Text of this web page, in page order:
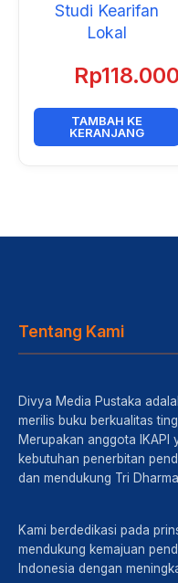
Studi Kearifan
Lokal
Rp118.000
TAMBAH KE
KERANJANG
Tentang Kami
Divya Media Pustaka
merilis buku berkualitas
Merupakan anggota IKAPI
kebutuhan penerbitan
dan mendukung Tri
Kami berdedikasi pada
mendukung kemajuan
Indonesia dengan